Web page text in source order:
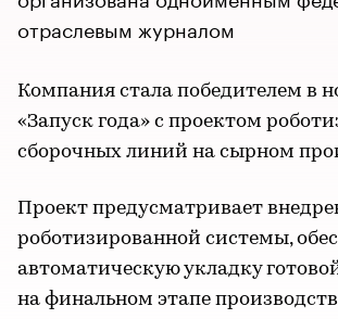
отраслевым журналом
Компания стала победителем в
«Запуск года» с проектом
сборочных линий на сырном
Проект предусматривает
роботизированной системы,
автоматическую укладку
на финальном этапе